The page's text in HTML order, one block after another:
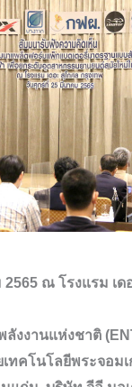
ณ โรงแรม เด
ลังงานแห่งชาติ
ทคโนโลยีพระจอม